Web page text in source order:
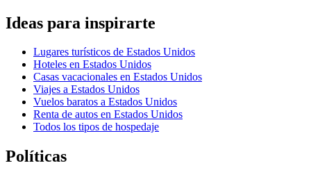
Ideas para inspirarte
Lugares turísticos de Estados Unidos
Hoteles en Estados Unidos
Casas vacacionales en Estados Unidos
Viajes a Estados Unidos
Vuelos baratos a Estados Unidos
Renta de autos en Estados Unidos
Todos los tipos de hospedaje
Políticas